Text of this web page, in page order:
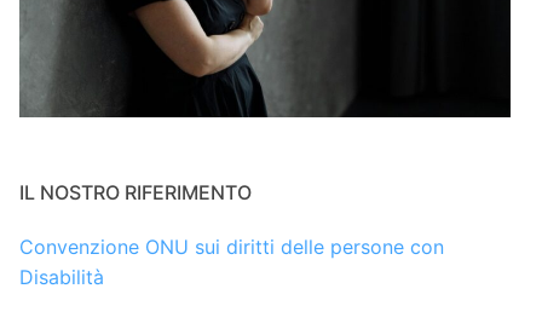
IL NOSTRO RIFERIMENTO
Convenzione ONU sui diritti delle persone con
Disabilità